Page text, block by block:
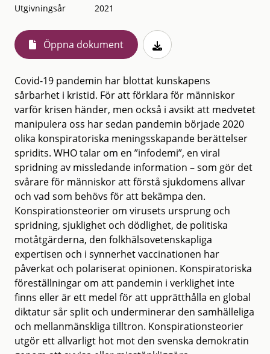
Utgivningsår
2021
Öppna dokument
Covid-19 pandemin har blottat kunskapens
sårbarhet i kristid. För att förklara för människor
varför krisen händer, men också i avsikt att medvetet
manipulera oss har sedan pandemin började 2020
olika konspiratoriska meningsskapande berättelser
spridits. WHO talar om en ”infodemi”, en viral
spridning av missledande information – som gör det
svårare för människor att förstå sjukdomens allvar
och vad som behövs för att bekämpa den.
Konspirationsteorier om virusets ursprung och
spridning, sjuklighet och dödlighet, de politiska
motåtgärderna, den folkhälsovetenskapliga
expertisen och i synnerhet vaccinationen har
påverkat och polariserat opinionen. Konspiratoriska
föreställningar om att pandemin i verklighet inte
finns eller är ett medel för att upprätthålla en global
diktatur sår split och underminerar den samhälleliga
och mellanmänskliga tilltron. Konspirationsteorier
utgör ett allvarligt hot mot den svenska demokratin